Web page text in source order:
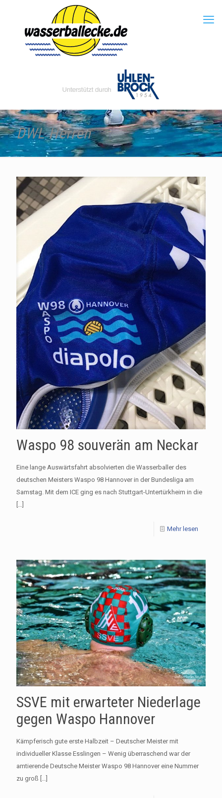
DWL Herren
Waspo 98 souverän am Neckar
Eine lange Auswärtsfahrt absolvierten die Wasserballer des
deutschen Meisters Waspo 98 Hannover in der Bundesliga am
Samstag. Mit dem ICE ging es nach Stuttgart-Untertürkheim in die
[…]
Mehr lesen
SSVE mit erwarteter Niederlage
gegen Waspo Hannover
Kämpferisch gute erste Halbzeit – Deutscher Meister mit
individueller Klasse Esslingen – Wenig überraschend war der
amtierende Deutsche Meister Waspo 98 Hannover eine Nummer
zu groß